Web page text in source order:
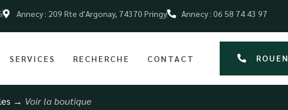
Annecy : 209 Rte d'Argonay, 74370 Pringy Annecy : 06 58 74 43 97
SERVICES RECHERCHE CONTACT ROUEN
→ Voir la boutique